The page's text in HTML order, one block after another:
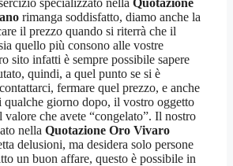
specializzato nella Quotazione
rimanga soddisfatto, diamo anche la
il prezzo quando si riterrà che il
quello più consono alle vostre
sito infatti è sempre possibile sapere
quindi, a quel punto se si è
fermare quel prezzo, e anche
qualche giorno dopo, il vostro oggetto
valore che avete “congelato”. Il nostro
nella Quotazione Oro Vivaro
delusioni, ma desidera solo persone
un buon affare, questo è possibile in